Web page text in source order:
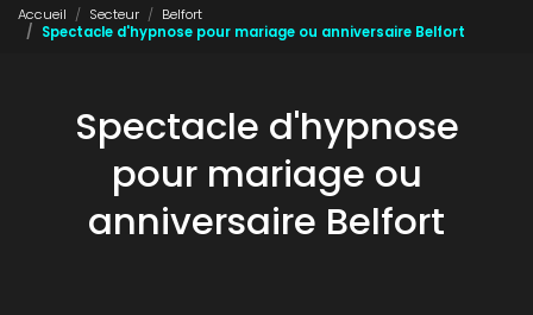
Accueil Secteur
Belfort
Spectacle d'hypnose pour mariage ou anniversaire Belfort
Spectacle d'hypnose
pour mariage ou
anniversaire Belfort